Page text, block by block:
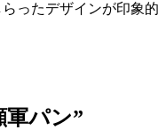
ったデザインが印象的
軍パン”